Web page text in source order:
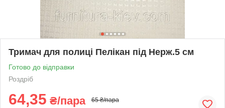
Тримач для полиці Пелікан під Нерж.5 см
Готово до відправки
Роздріб
64,35 ₴/пара 65 ₴/пара